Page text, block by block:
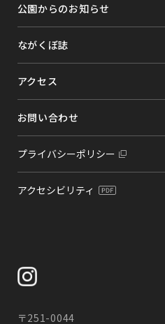
公園からのお知らせ
ながくぼ誌
アクセス
お問い合わせ
プライバシーポリシー
アクセシビリティ
〒251-0044